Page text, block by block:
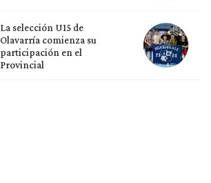
La selección U15 de
Olavarría comienza su
participación en el
Provincial